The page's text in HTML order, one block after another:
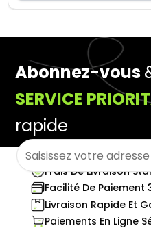
Abonnez-vous
SERVICE
rapide
Frais De Livraison
Facilité De Paiement
Livraison Rapide Et
Paiements En Ligne